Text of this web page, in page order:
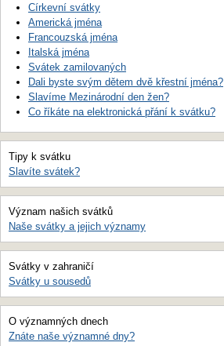
Církevní svátky
Americká jména
Francouzská jména
Italská jména
Svátek zamilovaných
Dali byste svým dětem dvě křestní jména?
Slavíme Mezinárodní den žen?
Co říkáte na elektronická přání k svátku?
Tipy k svátku
Slavíte svátek?
Význam našich svátků
Naše svátky a jejich významy
Svátky v zahraničí
Svátky u sousedů
O významných dnech
Znáte naše významné dny?